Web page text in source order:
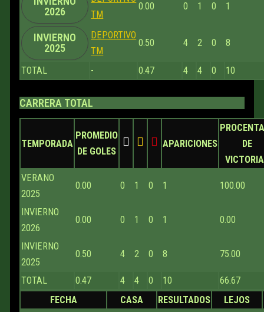
2026
TM
0.00 0 1 0 1
INVIERNO
2025
DEPORTIVO
TM
0.50 4 2 0 8
TOTAL - 0.47 4 4 0 10
CARRERA TOTAL
TEMPORADA
PROMEDIO
DE GOLES
APARICIONES
DE
VERANO
2025
0.00 0 1 0 1 100.00
INVIERNO
2026
0.00 0 1 0 1 0.00
INVIERNO
2025
0.50 4 2 0 8 75.00
TOTAL 0.47 4 4 0 10
66.67
FECHA
CASA RESULTADOS
LEJOS